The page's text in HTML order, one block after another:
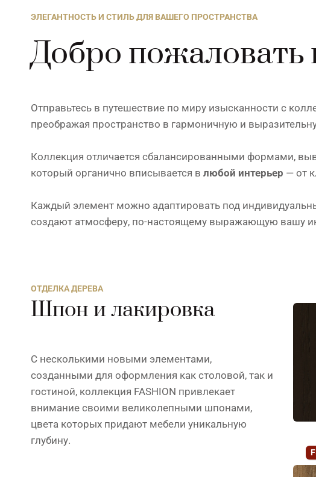
ЭЛЕГАНТНОСТЬ И СТИЛЬ ДЛЯ ВАШЕГО ПРОСТРАНСТВА
Добро пожаловать
Отправьтесь в путешествие по миру изысканности с
преображая пространство в гармоничную и
Коллекция отличается сбалансированными формами,
который органично вписывается в любой интерьер — от
Каждый элемент можно адаптировать под
создают атмосферу, по-настоящему выражающую вашу
ОТДЕЛКА ДЕРЕВА
Шпон и лакировка
С несколькими новыми элементами,
созданными для оформления как столовой, так и
гостиной, коллекция FASHION привлекает
внимание своими великолепными шпонами,
цвета которых придают мебели уникальную
глубину.